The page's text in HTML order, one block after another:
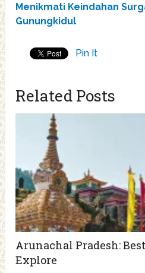
Menikmati Keindahan
Gunungkidul
Pin It
Related Posts
Arunachal Pradesh:
Explore